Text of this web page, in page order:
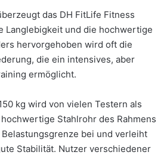
das DH FitLife Fitness
Langlebigkeit und die hochwertige
hervorgehoben wird oft die
die ein intensives, aber
ermöglicht.
kg wird von vielen Testern als
Stahlrohr des Rahmens
bei und verleiht
Stabilität. Nutzer verschiedener